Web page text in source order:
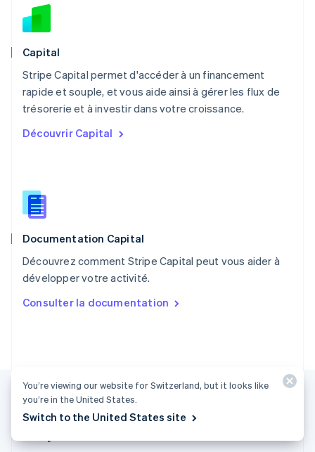
Capital
Stripe Capital permet d'accéder à un financement
rapide et souple, et vous aide ainsi à gérer les flux de
trésorerie et à investir dans votre croissance.
Découvrir Capital
Documentation Capital
Découvrez comment Stripe Capital peut vous aider à
développer votre activité.
Consulter la documentation
Norvège
Nouvelle-Zélande
English
Nederlands English
Pologne
English
PortuguêsEnglish
English
Roumanie
Royaume-Uni
Singapour
English简体中文
English
Suisse
Français
Thaïlande
ไทย English
You’re viewing our website for Switzerland, but it looks like
you’re in the United States.
Switch to the United States site